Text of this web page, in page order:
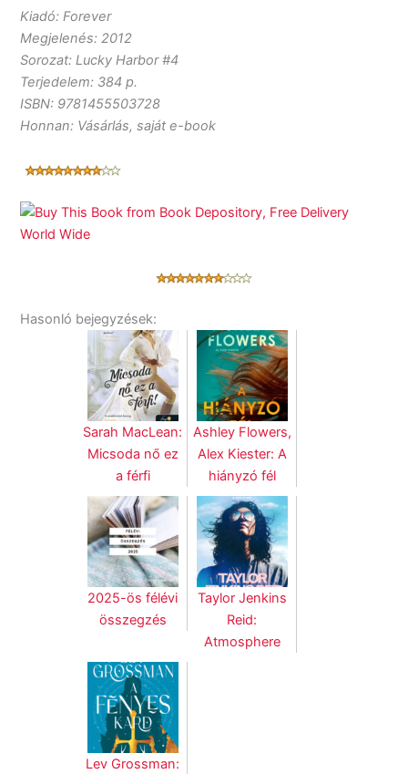
Kiadó: Forever
Megjelenés: 2012
Sorozat: Lucky Harbor #4
Terjedelem: 384 p.
ISBN: 9781455503728
Honnan: Vásárlás, saját e-book
Hasonló bejegyzések:
Sarah MacLean:
Micsoda nő ez
a férfi
Ashley Flowers,
Alex Kiester: A
hiányzó fél
2025-ös félévi
összegzés
Taylor Jenkins
Reid:
Atmosphere
Lev Grossman: